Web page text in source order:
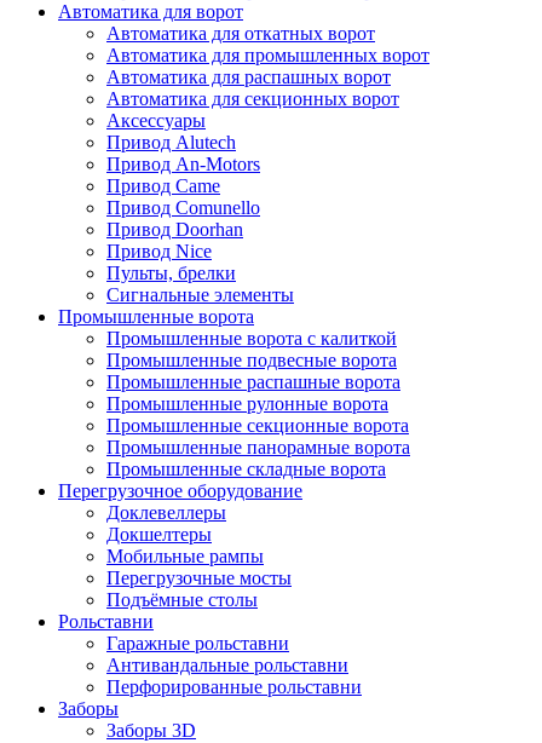
Автоматика для ворот
Автоматика для откатных ворот
Автоматика для промышленных ворот
Автоматика для распашных ворот
Автоматика для секционных ворот
Аксессуары
Привод Alutech
Привод An-Motors
Привод Came
Привод Comunello
Привод Doorhan
Привод Nice
Пульты, брелки
Сигнальные элементы
Промышленные ворота
Промышленные ворота с калиткой
Промышленные подвесные ворота
Промышленные распашные ворота
Промышленные рулонные ворота
Промышленные секционные ворота
Промышленные панорамные ворота
Промышленные складные ворота
Перегрузочное оборудование
Доклевеллеры
Докшелтеры
Мобильные рампы
Перегрузочные мосты
Подъёмные столы
Рольставни
Гаражные рольставни
Антивандальные рольставни
Перфорированные рольставни
Заборы
Заборы 3D